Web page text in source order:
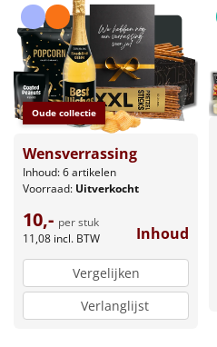
Oude collectie
Wensverrassing
Inhoud: 6 artikelen
Voorraad: Uitverkocht
10,- per stuk
11,08 incl. BTW Inhoud
Vergelijken
Verlanglijst